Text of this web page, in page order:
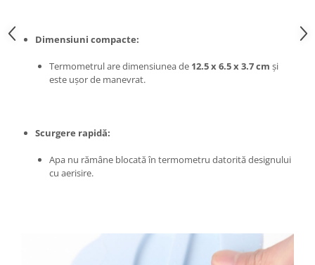
Scari
Climatizare si echipamente de
incalzire
Echipamente pt incalzire
Paturi electrice cu incalzire
Kituri de siguranta si supravietuire
Dimensiuni compacte:
Termometrul are dimensiunea de 12.5 x 6.5 x 3.7 cm și
este ușor de manevrat.
Scurgere rapidă:
Apa nu rămâne blocată în termometru datorită designului
cu aerisire.